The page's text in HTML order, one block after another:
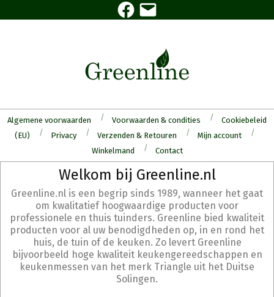
to
Facebook
E-
mail
Algemene voorwaarden Voorwaarden & condities
Cookiebeleid
(EU)
Privacy Verzenden & Retouren
Mijn account
Winkelmand
Contact
Menu
Welkom bij Greenline.nl
Greenline.nl is een begrip sinds 1989, wanneer het gaat
om kwalitatief hoogwaardige producten voor
professionele en thuis tuinders. Greenline bied kwaliteit
producten voor al uw benodigdheden op, in en rond het
huis, de tuin of de keuken. Zo levert Greenline
bijvoorbeeld hoge kwaliteit keukengereedschappen en
keukenmessen van het merk Triangle uit het Duitse
Solingen.